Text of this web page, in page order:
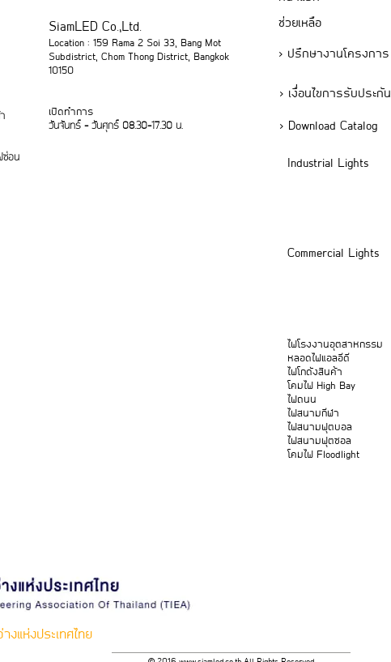
ซ่อน
SiamLED Co.,Ltd.
Location : 159 Rama 2 Soi 33, Bang Mot
Subdistrict, Chom Thong District, Bangkok
10150
เปิดทำการ
วันจันทร์ - วันศุกร์ 08.30-17.30 น.
ช่วยเหลือ
> ปรึกษางานโครงการ
> เงื่อนไขการรับประกัน
> Download Catalog
Industrial Lights
Commercial Lights
ไฟโรงงานอุตสาหกรรม
หลอดไฟแอลอีดี
ไฟโกดังสินค้า
โคมไฟ High Bay
ไฟถนน
ไฟสนามกีฬา
ไฟสนามฟุตบอล
ไฟสนามฟุตซอล
โคมไฟ Floodlight
งแห่งประเทศไทย